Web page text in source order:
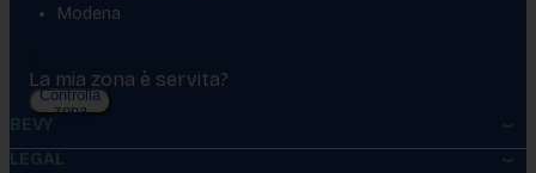
Modena
La mia zona è servita?
Controlla
zona
BEVY
LEGAL